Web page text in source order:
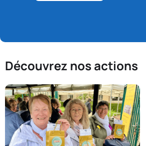
Découvrez nos actions